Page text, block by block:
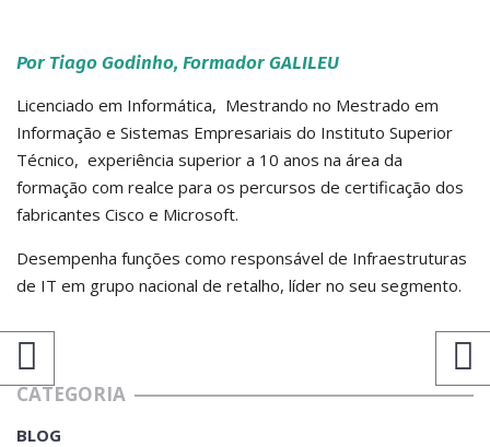
Por Tiago Godinho, Formador GALILEU
Licenciado em Informática, Mestrando no Mestrado em
Informação e Sistemas Empresariais do Instituto Superior
Técnico, experiência superior a 10 anos na área da
formação com realce para os percursos de certificação dos
fabricantes Cisco e Microsoft.
Desempenha funções como responsável de Infraestruturas
de IT em grupo nacional de retalho, líder no seu segmento.
CATEGORIA
BLOG